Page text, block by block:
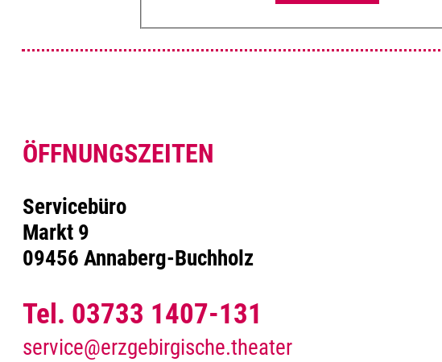
ÖFFNUNGSZEITEN
Servicebüro
Markt 9
09456 Annaberg-Buchholz
Tel. 03733 1407-131
service@erzgebirgische.theater